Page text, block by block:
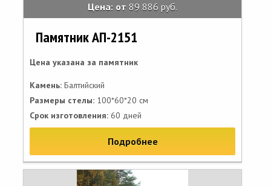
Цена: от 89 886 руб.
Памятник АП-2151
Цена указана за памятник
Камень: Балтийский
Размеры стелы: 100*60*20 см
Срок изготовления: 60 дней
Подробнее